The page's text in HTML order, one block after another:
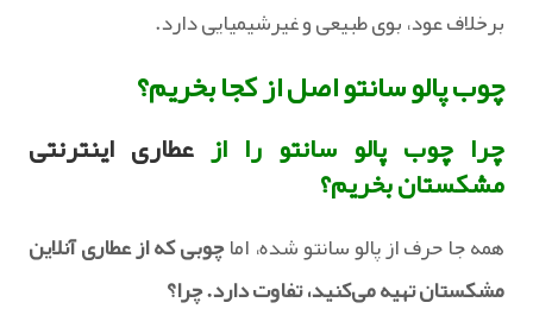
برخلاف عود، بوی طبیعی و غیرشیمیایی دارد.
چوب پالو سانتو اصل از کجا بخریم؟
چرا چوب پالو سانتو را از عطاری اینترنتی
مشکستان بخریم؟
همه‌ جا حرف از پالو سانتو شده، اماچوبی که از عطاری آنلاین
مشکستان تهیه می‌کنید، تفاوت دارد. چرا؟